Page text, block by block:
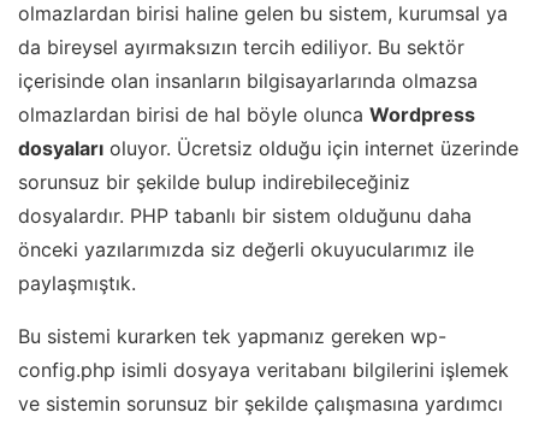
olmazlardan birisi haline gelen bu sistem, kurumsal ya
da bireysel ayırmaksızın tercih ediliyor. Bu sektör
içerisinde olan insanların bilgisayarlarında olmazsa
olmazlardan birisi de hal böyle olunca Wordpress
dosyaları oluyor. Ücretsiz olduğu için internet üzerinde
sorunsuz bir şekilde bulup indirebileceğiniz
dosyalardır. PHP tabanlı bir sistem olduğunu daha
önceki yazılarımızda siz değerli okuyucularımız ile
paylaşmıştık.
Bu sistemi kurarken tek yapmanız gereken wp-
config.php isimli dosyaya veritabanı bilgilerini işlemek
ve sistemin sorunsuz bir şekilde çalışmasına yardımcı